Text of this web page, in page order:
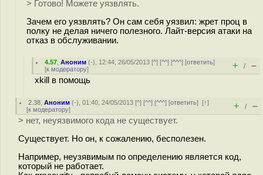
> Готово! Можете уязвлять.
Зачем его уязвлять? Он сам себя уязвил: жрет проц в
полку не делая ничего полезного. Лайт-версия атаки на
отказ в обслуживании.
4.57 ,Аноним (-), 12:44, 26/05/2013 [^] [^^] [^^^] [ответить]
[к модератору] + / –
xkill в помощь
2.38 ,Аноним (-), 01:40, 24/05/2013 [^] [^^] [^^^] [ответить][↑]
[к модератору] + / –
> нет, неуязвимого кода не существует.
Существует. Но он, к сожалению, бесполезен.
Например, неузявимым по определению является код,
который не работает.